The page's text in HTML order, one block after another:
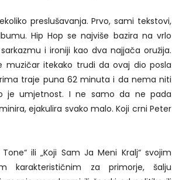
preslušavanja. Prvo, sami tekstovi,
Hip Hop se najviše bazira na vrlo
i ironiji kao dva najjača oružija.
itekako trudi da ovaj dio posla
traje puna 62 minuta i da nema niti
je umjetnost. I ne samo da ne pada
ejakulira svako malo. Koji crni Peter
ili „Koji Sam Ja Meni Kralj“ svojim
karakterističnim za primorje, šalju